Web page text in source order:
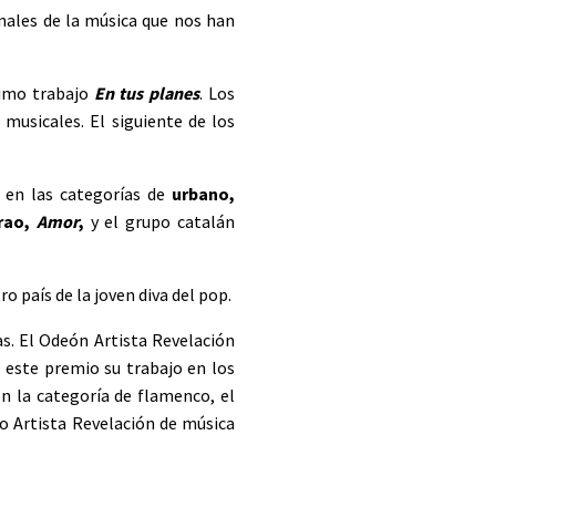
de la música que nos han
trabajo En tus planes. Los
El siguiente de los
en las categorías de urbano,
Amor, y el grupo catalán
país de la joven diva del pop.
El Odeón Artista Revelación
este premio su trabajo en los
la categoría de flamenco, el
Artista Revelación de música